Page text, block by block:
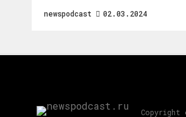
newspodcast 02.03.2024
Copyright